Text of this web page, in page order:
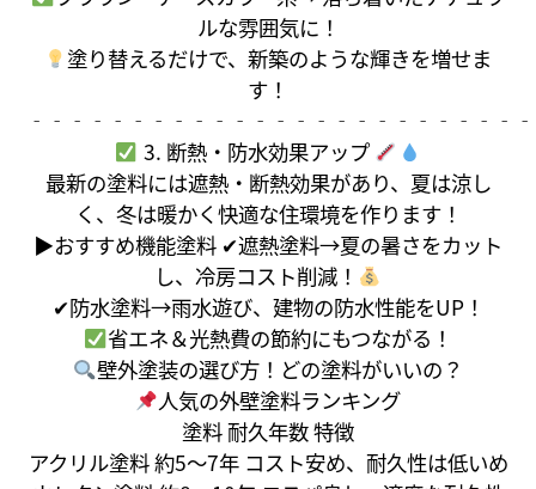
ルな雰囲気に！
塗り替えるだけで、新築のような輝きを増せま
す！
3. 断熱・防水効果アップ
最新の塗料には遮熱・断熱効果があり、夏は涼し
く、冬は暖かく快適な住環境を作ります！
▶おすすめ機能塗料 ✔遮熱塗料→夏の暑さをカット
し、冷房コスト削減！
✔防水塗料→雨水遊び、建物の防水性能をUP！
省エネ＆光熱費の節約にもつながる！
壁外塗装の選び方！どの塗料がいいの？
人気の外壁塗料ランキング
塗料 耐久年数 特徴
アクリル塗料 約5〜7年 コスト安め、耐久性は低いめ